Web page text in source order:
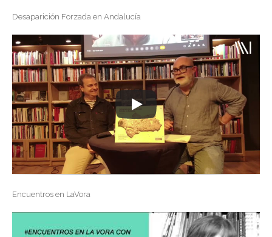
Desaparición Forzada en Andalucía
Encuentros en LaVora